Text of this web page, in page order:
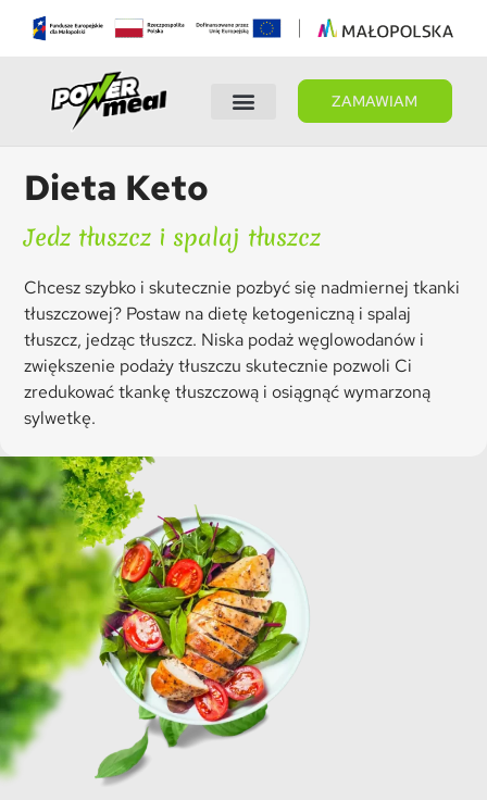
ZAMAWIAM
Dieta Keto
Jedz tłuszcz i spalaj tłuszcz
Chcesz szybko i skutecznie pozbyć się nadmiernej tkanki
tłuszczowej? Postaw na dietę ketogeniczną i spalaj
tłuszcz, jedząc tłuszcz. Niska podaż węglowodanów i
zwiększenie podaży tłuszczu skutecznie pozwoli Ci
zredukować tkankę tłuszczową i osiągnąć wymarzoną
sylwetkę.